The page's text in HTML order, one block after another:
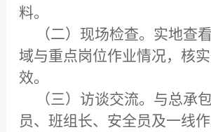
料。
（二）现场检查。 实地查
域与重点岗位作业情况，核
效。
（三）访谈交流。 与总承
员、班组长、安全员及一线